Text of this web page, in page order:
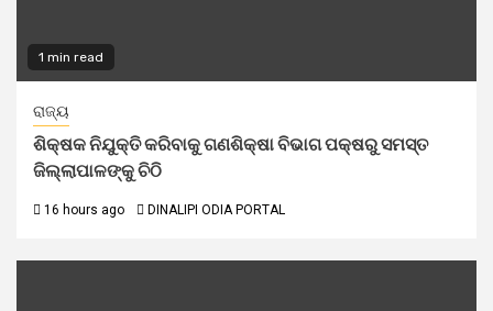
1 min read
ରାଜ୍ୟ
ଶିକ୍ଷକ ନିଯୁକ୍ତି କରିବାକୁ ଗଣଶିକ୍ଷା ବିଭାଗ ପକ୍ଷରୁ ସମସ୍ତ
ଜିଲ୍ଲାପାଳଙ୍କୁ ଚିଠି
16 hours ago DINALIPI ODIA PORTAL